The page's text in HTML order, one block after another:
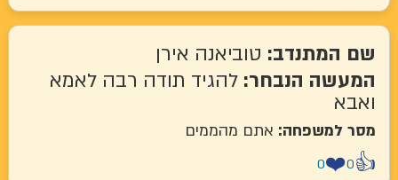
שם המתנדב: טוביאנה אירן
המעשה הנבחר: להגיד תודה רבה לאמא
ואבא
מסר למשפחה: אתם מהממים
👍
0
❤️
0